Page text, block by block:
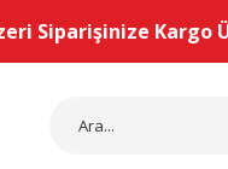
Siparişinize Kargo